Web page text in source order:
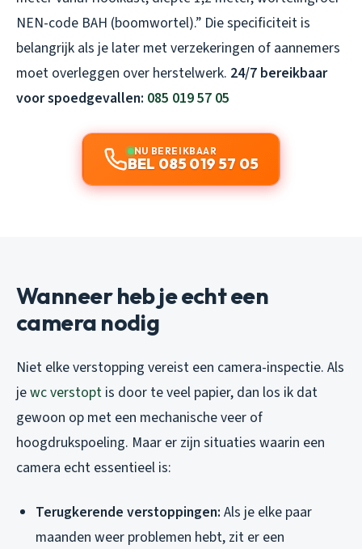
NEN-code BAH (boomwortel).” Die specificiteit is
belangrijk als je later met verzekeringen of aannemers
moet overleggen over herstelwerk. 24/7 bereikbaar
voor spoedgevallen: 085 019 57 05
NU BEREIKBAAR
BEL 085 019 57 05
Wanneer heb je echt een
camera nodig
Niet elke verstopping vereist een camera-inspectie. Als
jewc verstopt is door te veel papier, dan los ik dat
gewoon op met een mechanische veer of
hoogdrukspoeling. Maar er zijn situaties waarin een
camera echt essentieel is:
Terugkerende verstoppingen: Als je elke paar
maanden weer problemen hebt, zit er een